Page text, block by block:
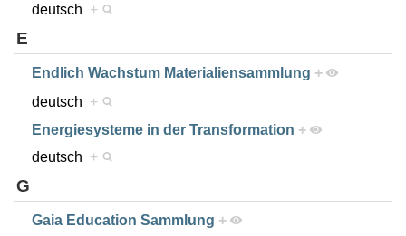
deutsch +
E
Endlich Wachstum Materialiensammlung +
deutsch +
Energiesysteme in der Transformation +
deutsch +
G
Gaia Education Sammlung +